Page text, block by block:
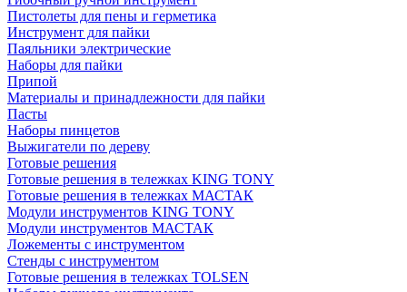
Пистолеты для пены и герметика
Инструмент для пайки
Паяльники электрические
Наборы для пайки
Припой
Материалы и принадлежности для пайки
Пасты
Наборы пинцетов
Выжигатели по дереву
Готовые решения
Готовые решения в тележках KING TONY
Готовые решения в тележках МАСТАК
Модули инструментов KING TONY
Модули инструментов МАСТАК
Ложементы с инструментом
Стенды с инструментом
Готовые решения в тележках TOLSEN